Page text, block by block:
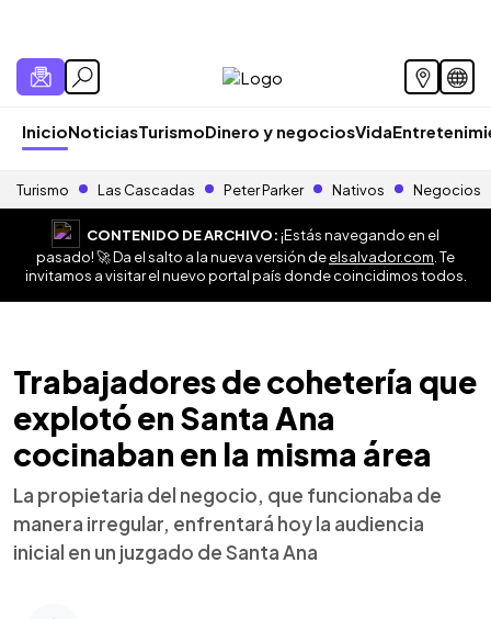
InicioNoticiasTurismoDinero y negociosVida
Turismo Las Cascadas Peter Parker Nativos Negocios
CONTENIDO DE ARCHIVO:¡Estás navegando en el
pasado! 🚀 Da el salto a la nueva versión deelsalvador.com . Te
invitamos a visitar el nuevo portal país donde coincidimos todos.
Trabajadores de cohetería que
explotó en Santa Ana
cocinaban en la misma área
La propietaria del negocio, que funcionaba de
manera irregular, enfrentará hoy la audiencia
inicial en un juzgado de Santa Ana